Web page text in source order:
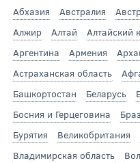
Абхазия Австралия
Алжир
Алтай Алтайский
Аргентина
Армения
Астраханская область
Башкортостан
Беларусь
Босния и Герцеговина
Бурятия
Великобритания
Владимирская область